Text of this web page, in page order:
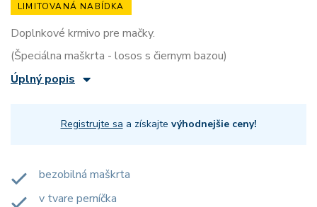
LIMITOVANÁ NABÍDKA
Doplnkové krmivo pre mačky.
(Špeciálna maškrta - losos s čiernym bazou)
Úplný popis
Registrujte sa a získajte výhodnejšie ceny!
bezobilná maškrta
v tvare perníčka